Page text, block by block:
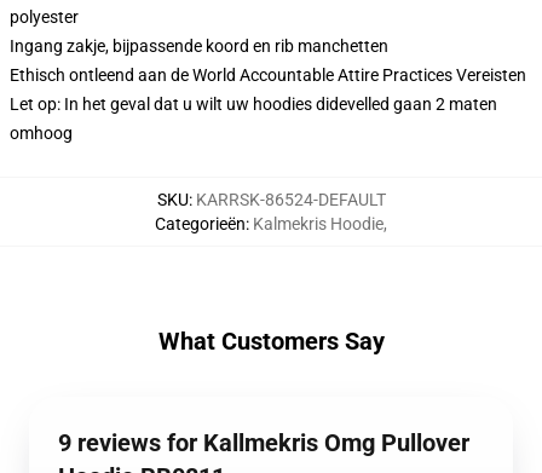
polyester
Ingang zakje, bijpassende koord en rib manchetten
Ethisch ontleend aan de World Accountable Attire Practices Vereisten
Let op: In het geval dat u wilt uw hoodies didevelled gaan 2 maten
omhoog
SKU: KARRSK-86524-DEFAULT
Categorieën: Kalmekris Hoodie,
What Customers Say
9 reviews for Kallmekris Omg Pullover